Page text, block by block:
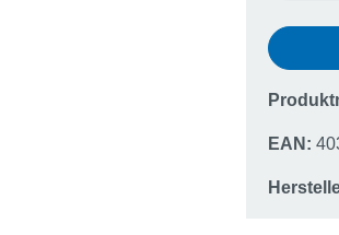
EAN: